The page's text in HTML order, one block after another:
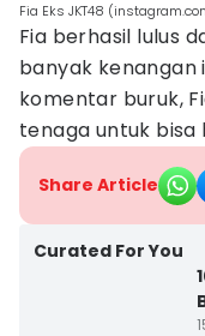
Fia Eks JKT48
Fia berhasil lulus
banyak kenangan
komentar buruk,
tenaga untuk bisa
Share Article
Curated For You